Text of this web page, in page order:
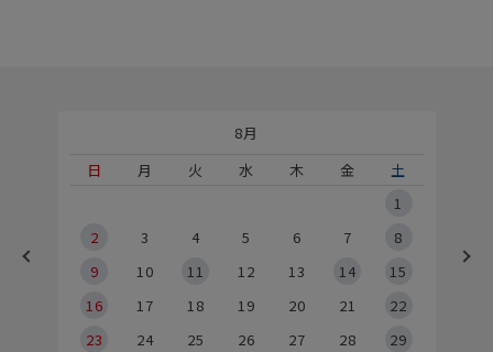
8月
日
月 火 水 木 金
土
1
2
3 4 5 6 7
8
9
10 11 12 13 14
15
16
17 18 19 20 21
22
23
24 25 26 27 28
29